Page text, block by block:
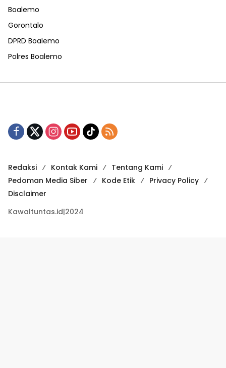
Boalemo
Gorontalo
DPRD Boalemo
Polres Boalemo
Redaksi Kontak Kami
Tentang Kami
Pedoman Media Siber
Kode Etik
Privacy Policy
Disclaimer
Kawaltuntas.id|2024